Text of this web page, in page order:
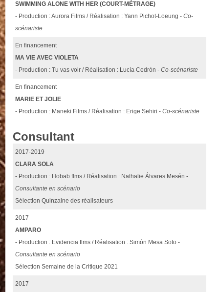
SWIMMING ALONE WITH HER (COURT-MÉTRAGE)
- Production : Aurora Films / Réalisation : Yann Pichot-Loeung -Co-
scénariste
En financement
MA VIE AVEC VIOLETA
- Production : Tu vas voir / Réalisation : Lucía Cedrón -Co-scénariste
En financement
MARIE ET JOLIE
- Production : Maneki Films / Réalisation : Erige Sehiri -Co-scénariste
Consultant
2017-2019
CLARA SOLA
- Production : Hobab flms / Réalisation : Nathalie Álvares Mesén -
Consultante en scénario
Sélection Quinzaine des réalisateurs
2017
AMPARO
- Production : Evidencia flms / Réalisation : Simón Mesa Soto -
Consultante en scénario
Sélection Semaine de la Critique 2021
2017